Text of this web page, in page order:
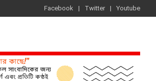
Facebook Twitter Youtube